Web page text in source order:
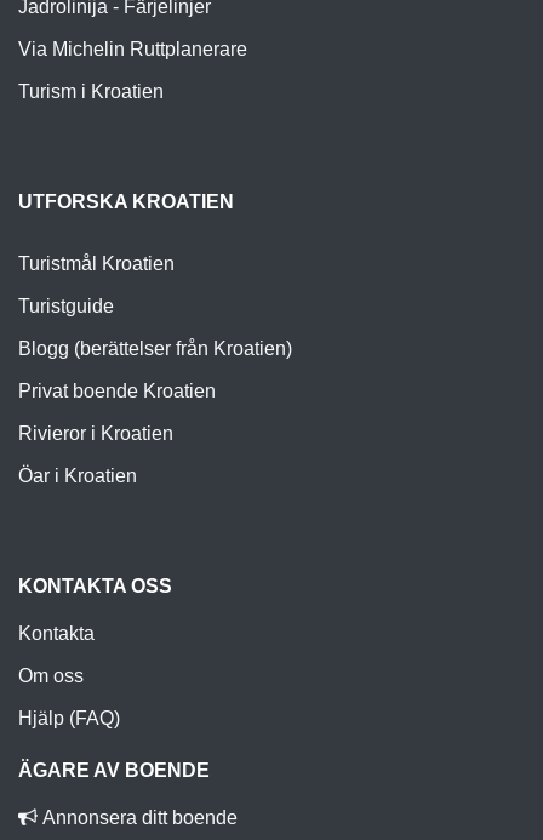
Jadrolinija - Färjelinjer
Via Michelin Ruttplanerare
Turism i Kroatien
UTFORSKA KROATIEN
Turistmål Kroatien
Turistguide
Blogg (berättelser från Kroatien)
Privat boende Kroatien
Rivieror i Kroatien
Öar i Kroatien
KONTAKTA OSS
Kontakta
Om oss
Hjälp (FAQ)
ÄGARE AV BOENDE
Annonsera ditt boende